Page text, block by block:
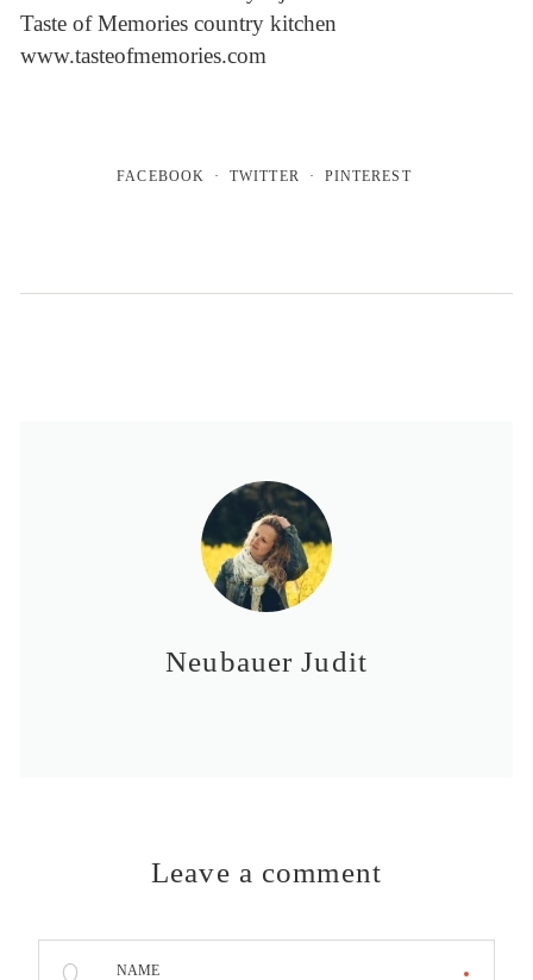
Taste of Memories country kitchen
www.tasteofmemories.com
FACEBOOK TWITTER PINTEREST
Neubauer Judit
Leave a comment
NAME